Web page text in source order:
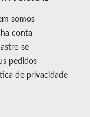
somos
conta
se
pedidos
de privacidade